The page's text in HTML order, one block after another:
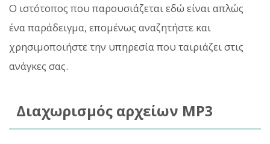
Ο ιστότοπος που παρουσιάζεται εδώ είναι απλώς
ένα παράδειγμα, επομένως αναζητήστε και
χρησιμοποιήστε την υπηρεσία που ταιριάζει στις
ανάγκες σας.
Διαχωρισμός αρχείων MP3